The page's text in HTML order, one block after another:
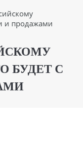
и продажами
БУДЕТ С